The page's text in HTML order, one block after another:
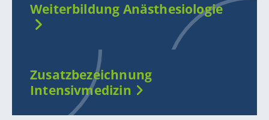
Weiterbildung Anästhesiologie
Zusatzbezeichnung
Intensivmedizin